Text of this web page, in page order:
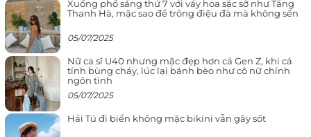
Xuống phố sáng thứ 7 với váy hoa sặc sỡ như Tăng
Thanh Hà, mặc sao để trông điệu đà mà không sến
05/07/2025
Nữ ca sĩ U40 nhưng mặc đẹp hơn cả Gen Z, khi cá
tính bùng cháy, lúc lại bánh bèo như cô nữ chính
ngôn tình
05/07/2025
Hải Tú đi biển không mặc bikini vẫn gây sốt